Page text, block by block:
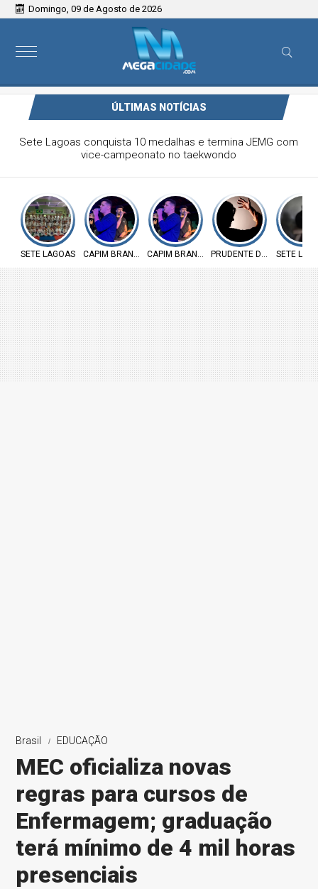
Domingo, 09 de Agosto de 2026
ÚLTIMAS NOTÍCIAS
Victor & Bruno são destaque no ForróCap em Capim
Branco
SETE LAGOAS CAPIM BRANCO CAPIM BRANCO PRUDENTE DE MORAIS
SETE
Brasil EDUCAÇÃO
MEC oficializa novas
regras para cursos de
Enfermagem; graduação
terá mínimo de 4 mil horas
presenciais